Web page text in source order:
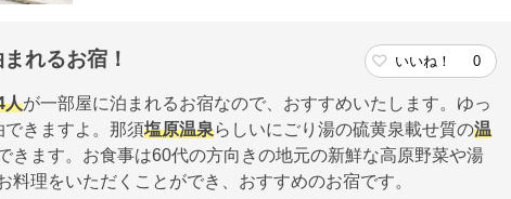
れるお宿！ いいね！ 0
人が一部屋に泊まれるお宿なので、おすすめいたします。ゆっ
できますよ。那須塩原温泉らしいにごり湯の硫黄泉載せ質の温
きます。お食事は60代の方向きの地元の新鮮な高原野菜や湯
理をいただくことができ、おすすめのお宿です。